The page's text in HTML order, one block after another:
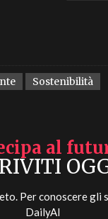
Sostenibilità
al
Per conoscere gli
DailyAI